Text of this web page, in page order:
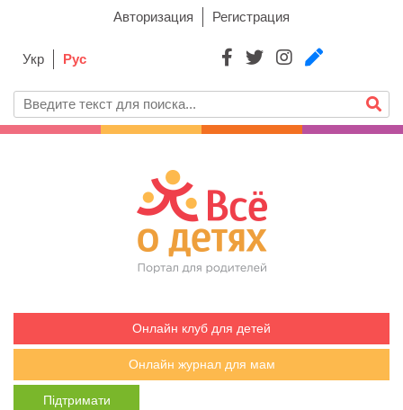
Авторизация Регистрация
Укр Рус
Онлайн клуб для детей
Онлайн журнал для мам
Підтримати